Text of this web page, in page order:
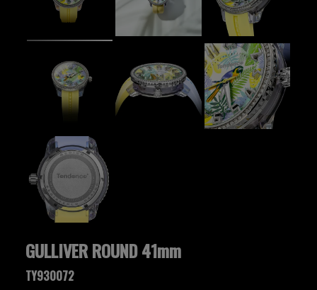
GULLIVER ROUND 41mm
TY930072